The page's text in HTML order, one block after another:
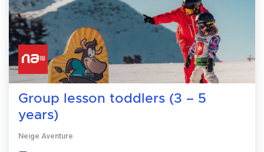
Group lesson toddlers (3 – 5
years)
Neige Aventure